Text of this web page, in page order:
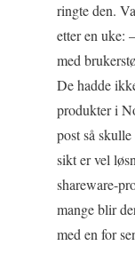
ringte den.
etter en uke:
med
De hadde
produkter i
post så
sikt er vel
shareware-
mange blir
med en for